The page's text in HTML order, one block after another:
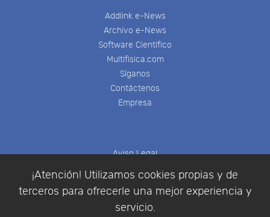
¡Atención! Utilizamos cookies propias y de
terceros para ofrecerle una mejor experiencia y
servicio.
Addlink e-News
Archivo e-News
Software Científico
Multifisica.com
Síganos
Contáctenos
Empresa
Aviso Legal
Condiciones de compra
Identificarse